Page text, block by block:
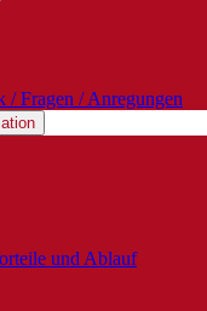
/ Fragen / Anregungen
und Ablauf